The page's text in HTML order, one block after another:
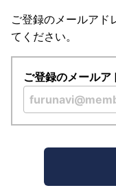
ご登録のメールアド
てください。
ご登録のメールア